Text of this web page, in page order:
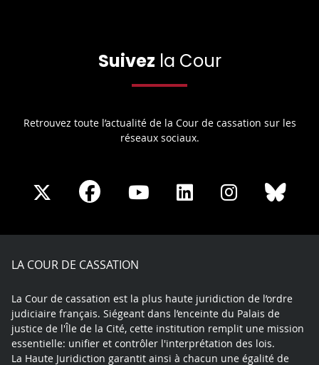
Suivez la Cour
Retrouvez toute l’actualité de la Cour de cassation sur les
réseaux sociaux.
Share
X
Share
Facebook
Share
Youtube
Share
LinkedIn
Share
Instagram
LA COUR DE CASSATION
La Cour de cassation est la plus haute juridiction de l’ordre
judiciaire français. Siégeant dans l’enceinte du Palais de
justice de l'Île de la Cité, cette institution remplit une mission
essentielle: unifier et contrôler l'interprétation des lois.
La Haute Juridiction garantit ainsi à chacun une égalité de